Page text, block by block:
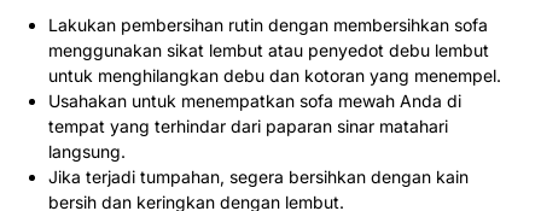
Lakukan pembersihan rutin dengan membersihkan sofa
menggunakan sikat lembut atau penyedot debu lembut
untuk menghilangkan debu dan kotoran yang menempel.
Usahakan untuk menempatkan sofa mewah Anda di
tempat yang terhindar dari paparan sinar matahari
langsung.
Jika terjadi tumpahan, segera bersihkan dengan kain
bersih dan keringkan dengan lembut.